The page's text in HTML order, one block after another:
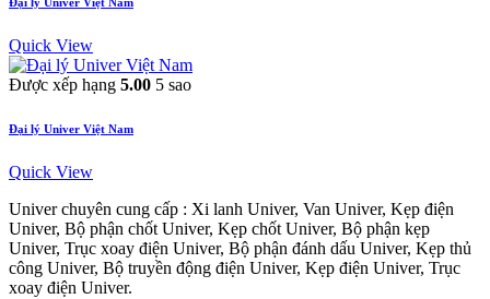
Quick View
Được xếp hạng 5.00 5 sao
Đại lý Univer Việt Nam
Quick View
Univer chuyên cung cấp : Xi lanh Univer, Van Univer, Kẹp điện
Univer, Bộ phận chốt Univer, Kẹp chốt Univer, Bộ phận kẹp
Univer, Trục xoay điện Univer, Bộ phận đánh dấu Univer, Kẹp thủ
công Univer, Bộ truyền động điện Univer, Kẹp điện Univer, Trục
xoay điện Univer.